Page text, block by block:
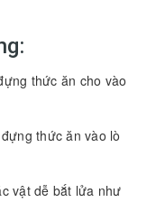
thức ăn cho vào
thức ăn vào lò
vật dễ bắt lửa như